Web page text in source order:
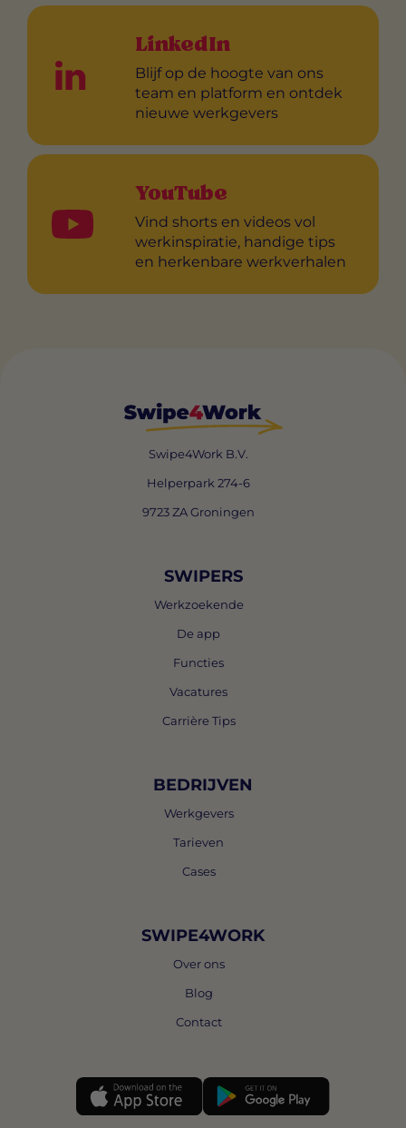
LinkedIn
Blijf op de hoogte van ons
team en platform en ontdek
nieuwe werkgevers
YouTube
Vind shorts en videos vol
werkinspiratie, handige tips
en herkenbare werkverhalen
Swipe4Work B.V.
Helperpark 274-6
9723 ZA Groningen
SWIPERS
Werkzoekende
De app
Functies
Vacatures
Carrière Tips
BEDRIJVEN
Werkgevers
Tarieven
Cases
SWIPE4WORK
Over ons
Blog
Contact